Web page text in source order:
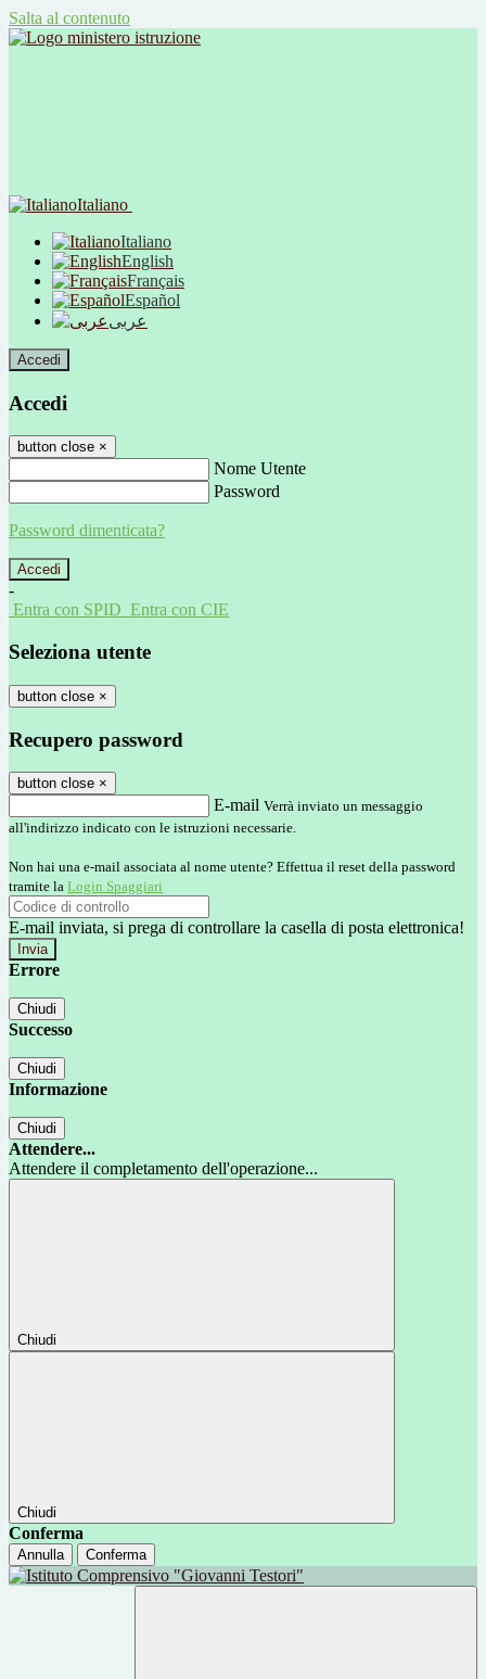
Salta al contenuto
Italiano
Italiano
English
Français
Español
عربى
Accedi
Accedi
button close ×
Nome Utente
Password
Password dimenticata?
-
Entra con SPID Entra con CIE
Seleziona utente
button close ×
Recupero password
button close ×
E-mail Verrà inviato un messaggio
all'indirizzo indicato con le istruzioni necessarie.
Non hai una e-mail associata al nome utente? Effettua il reset della password
tramite la Login Spaggiari
E-mail inviata, si prega di controllare la casella di posta elettronica!
Errore
Chiudi
Successo
Chiudi
Informazione
Chiudi
Attendere...
Attendere il completamento dell'operazione...
Chiudi
Chiudi
Conferma
Annulla Conferma